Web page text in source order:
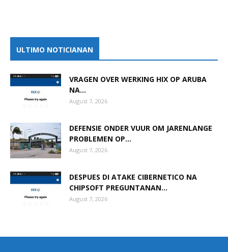
ULTIMO NOTICIANAN
VRAGEN OVER WERKING HIX OP ARUBA
NA...
August 7, 2026
DEFENSIE ONDER VUUR OM JARENLANGE
PROBLEMEN OP...
August 7, 2026
DESPUES DI ATAKE CIBERNETICO NA
CHIPSOFT PREGUNTANAN...
August 7, 2026